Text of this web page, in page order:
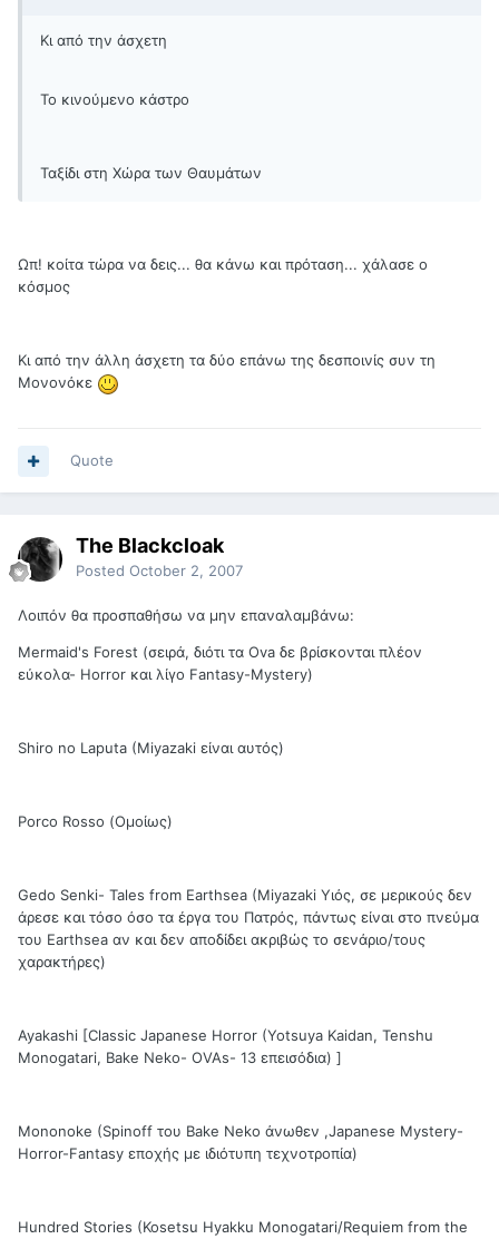
Κι από την άσχετη
Το κινούμενο κάστρο
Ταξίδι στη Χώρα των Θαυμάτων
Ωπ! κοίτα τώρα να δεις... θα κάνω και πρόταση... χάλασε ο
κόσμος
Κι από την άλλη άσχετη τα δύο επάνω της δεσποινίς συν τη
Μονονόκε
Quote
The Blackcloak
Posted October 2, 2007
Λοιπόν θα προσπαθήσω να μην επαναλαμβάνω:
Mermaid's Forest (σειρά, διότι τα Ova δε βρίσκονται πλέον
εύκολα- Horror και λίγο Fantasy-Mystery)
Shiro no Laputa (Miyazaki είναι αυτός)
Porco Rosso (Ομοίως)
Gedo Senki- Tales from Earthsea (Miyazaki Υιός, σε μερικούς δεν
άρεσε και τόσο όσο τα έργα του Πατρός, πάντως είναι στο πνεύμα
του Earthsea αν και δεν αποδίδει ακριβώς το σενάριο/τους
χαρακτήρες)
Ayakashi [Classic Japanese Horror (Yotsuya Kaidan, Tenshu
Monogatari, Bake Neko- OVAs- 13 επεισόδια) ]
Mononoke (Spinoff του Bake Νeko άνωθεν ,Japanese Mystery-
Horror-Fantasy εποχής με ιδιότυπη τεχνοτροπία)
Hundred Stories (Kosetsu Hyakku Monogatari/Requiem from the